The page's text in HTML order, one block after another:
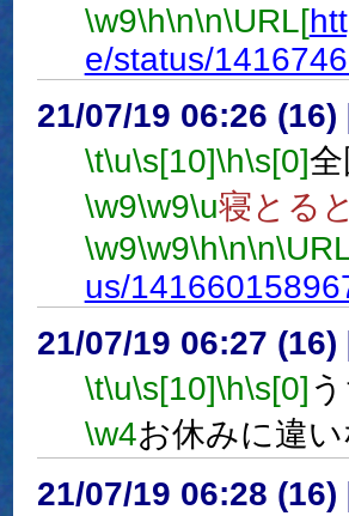
\w9\h\n\n\URL[
e/status/
21/07/19 06:26 (16)
\t\u\s[10]\h\s[0]
\w9\w9\u寝とる
\w9\w9\h\n\n
us/
21/07/19 06:27 (16)
\t\u\s[10]\h\s[0]
\w4お休みに違
21/07/19 06:28 (16)